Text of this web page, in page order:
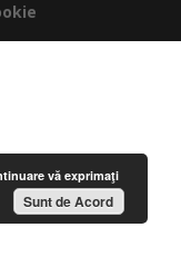
vă exprimaţi
Sunt de Acord